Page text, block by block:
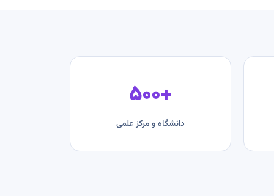
+۵۰۰
دانشگاه و مرکز علمی